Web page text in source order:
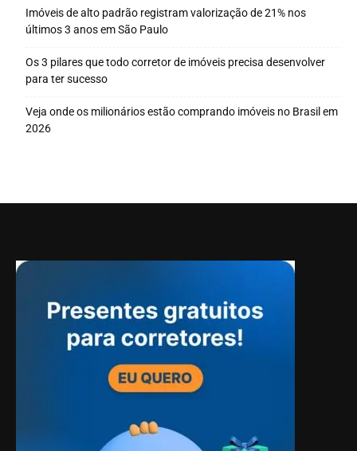
Imóveis de alto padrão registram valorização de 21% nos
últimos 3 anos em São Paulo
Os 3 pilares que todo corretor de imóveis precisa desenvolver
para ter sucesso
Veja onde os milionários estão comprando imóveis no Brasil em
2026